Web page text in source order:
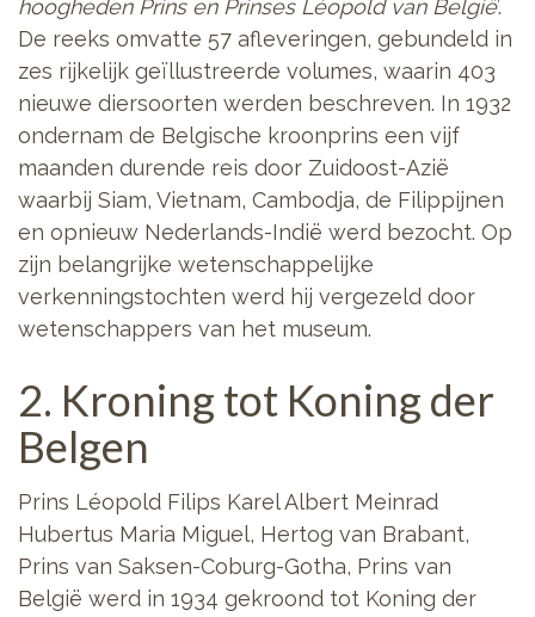
hoogheden Prins en Prinses Léopold van België’.
De reeks omvatte 57 afleveringen, gebundeld in
zes rijkelijk geïllustreerde volumes, waarin 403
nieuwe diersoorten werden beschreven. In 1932
ondernam de Belgische kroonprins een vijf
maanden durende reis door Zuidoost-Azië
waarbij Siam, Vietnam, Cambodja, de Filippijnen
en opnieuw Nederlands-Indië werd bezocht. Op
zijn belangrijke wetenschappelijke
verkenningstochten werd hij vergezeld door
wetenschappers van het museum.
2. Kroning tot Koning der
Belgen
Prins Léopold Filips Karel Albert Meinrad
Hubertus Maria Miguel, Hertog van Brabant,
Prins van Saksen-Coburg-Gotha, Prins van
België werd in 1934 gekroond tot Koning der